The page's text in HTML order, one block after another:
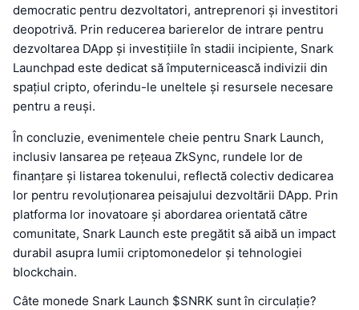
democratic pentru dezvoltatori, antreprenori și investitori
deopotrivă. Prin reducerea barierelor de intrare pentru
dezvoltarea DApp și investițiile în stadii incipiente, Snark
Launchpad este dedicat să împuternicească indivizii din
spațiul cripto, oferindu-le uneltele și resursele necesare
pentru a reuși.
În concluzie, evenimentele cheie pentru Snark Launch,
inclusiv lansarea pe rețeaua ZkSync, rundele lor de
finanțare și listarea tokenului, reflectă colectiv dedicarea
lor pentru revoluționarea peisajului dezvoltării DApp. Prin
platforma lor inovatoare și abordarea orientată către
comunitate, Snark Launch este pregătit să aibă un impact
durabil asupra lumii criptomonedelor și tehnologiei
blockchain.
Câte monede Snark Launch $SNRK sunt în circulație?